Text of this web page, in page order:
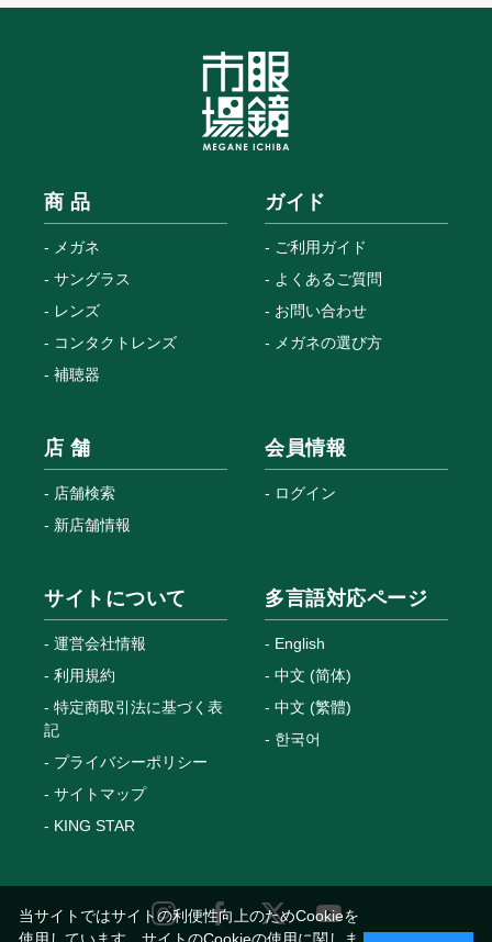
商 品
メガネ
サングラス
レンズ
コンタクトレンズ
補聴器
ガイド
ご利用ガイド
よくあるご質問
お問い合わせ
メガネの選び方
店 舗
店舗検索
新店舗情報
会員情報
ログイン
サイトについて
運営会社情報
利用規約
特定商取引法に基づく表
記
プライバシーポリシー
サイトマップ
KING STAR
多言語対応ページ
English
中文 (简体)
中文 (繁體)
한국어
当サイトではサイトの利便性向上のためCookieを